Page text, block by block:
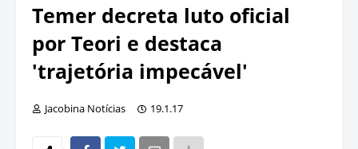
Temer decreta luto oficial
por Teori e destaca
'trajetória impecável'
Jacobina Notícias 19.1.17